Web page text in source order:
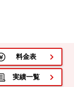
料金表
実績一覧